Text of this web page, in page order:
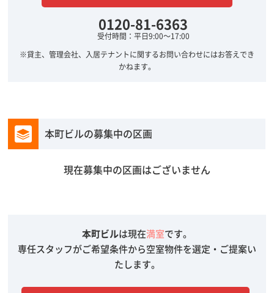
0120-81-6363
受付時間：平日9:00～17:00
※貸主、管理会社、入居テナントに関するお問い合わせにはお答えでき
かねます。
本町ビルの募集中の区画
現在募集中の区画はございません
本町ビルは現在満室です。
専任スタッフがご希望条件から空室物件を選定・ご提案い
たします。